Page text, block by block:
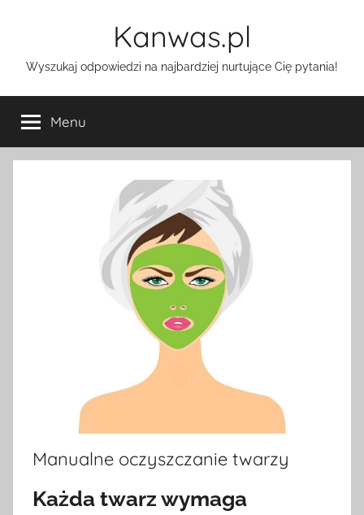
Kanwas.pl
Wyszukaj odpowiedzi na najbardziej nurtujące Cię pytania!
Menu
Manualne oczyszczanie twarzy
Każda twarz wymaga